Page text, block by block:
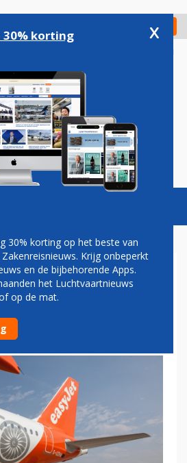
Check in
Podcasts Vacatures
MET
MEER
30% korting x
30% korting op het beste van
Krijg onbeperkt
en de bijbehorende Apps.
het Luchtvaartnieuws
op de mat.